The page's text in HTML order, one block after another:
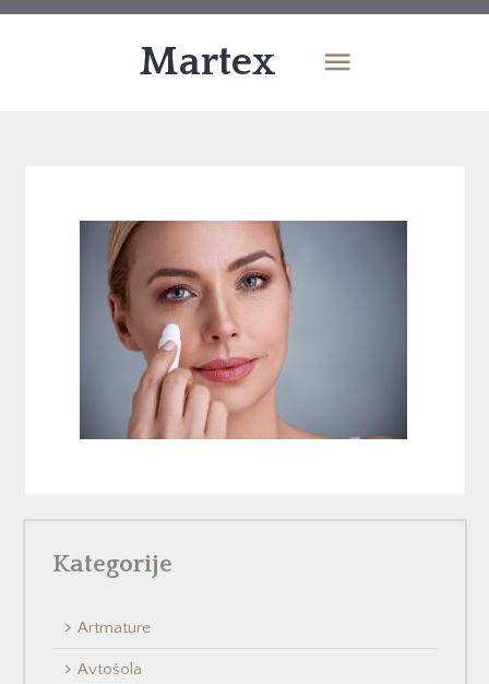
Martex
Kategorije
Artmature
Avtošola